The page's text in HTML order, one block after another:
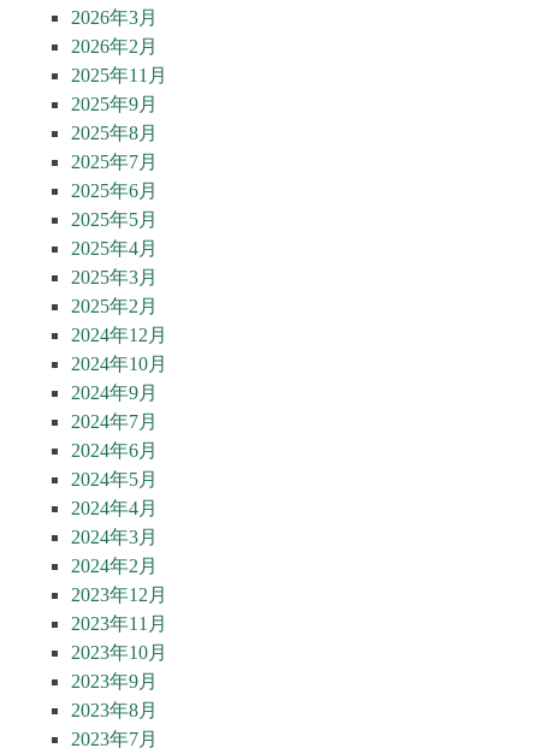
2026年3月
2026年2月
2025年11月
2025年9月
2025年8月
2025年7月
2025年6月
2025年5月
2025年4月
2025年3月
2025年2月
2024年12月
2024年10月
2024年9月
2024年7月
2024年6月
2024年5月
2024年4月
2024年3月
2024年2月
2023年12月
2023年11月
2023年10月
2023年9月
2023年8月
2023年7月